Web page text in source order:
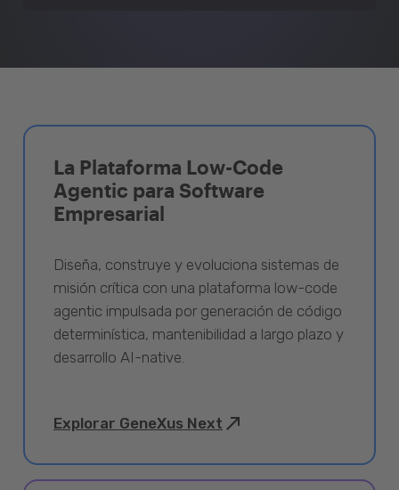
La Plataforma Low-Code
Agentic para Software
Empresarial
Diseña, construye y evoluciona sistemas de
misión crítica con una plataforma low-code
agentic impulsada por generación de código
determinística, mantenibilidad a largo plazo y
desarrollo AI-native.
Explorar GeneXus Next